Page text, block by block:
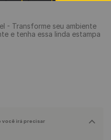
- Transforme seu ambiente
e tenha essa linda estampa
você irá precisar